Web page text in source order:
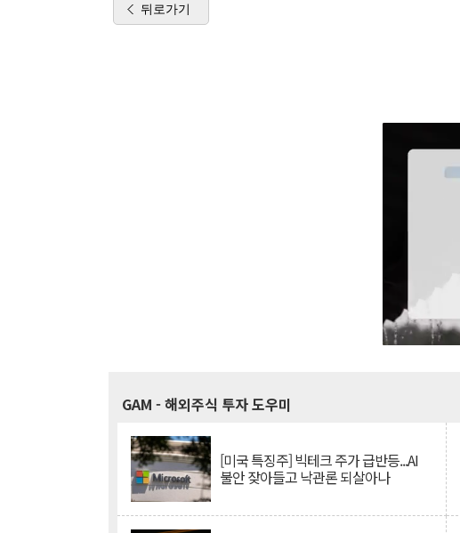
뒤로가기
GAM - 해외주식 투자 도우미
[미국 특징주] 빅테크 주가 급반등...AI
불안 잦아들고 낙관론 되살아나